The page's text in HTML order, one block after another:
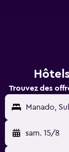
Trouvez des
Manado,
sam. 15/8